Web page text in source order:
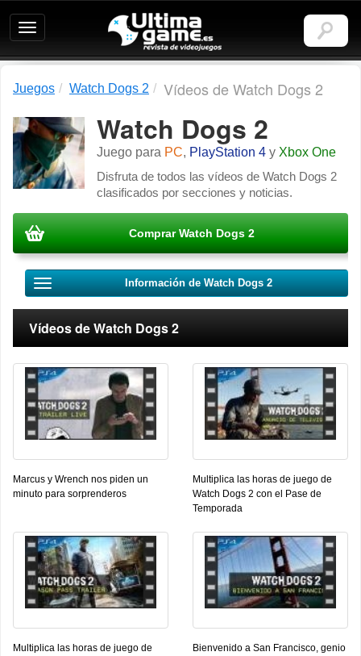
Ultimagame:
Revista
de
Juegos Watch Dogs 2 Vídeos de Watch Dogs 2
Watch Dogs 2
Juego para PC, PlayStation 4 y Xbox One
Disfruta de todos las vídeos de Watch Dogs 2
clasificados por secciones y noticias.
Comprar Watch Dogs 2
Información de Watch Dogs 2
Vídeos de Watch Dogs 2
Marcus y Wrench nos piden un
minuto para sorprenderos
Multiplica las horas de juego de
Watch Dogs 2 con el Pase de
Temporada
Multiplica las horas de juego de
Bienvenido a San Francisco, genio